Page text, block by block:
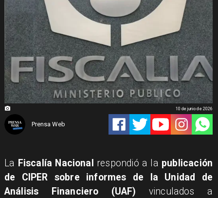
Prensa Web
10 de junio de 2026
La Fiscalía Nacional respondió a la publicación
de CIPER sobre informes de la Unidad de
Análisis Financiero (UAF) vinculados a